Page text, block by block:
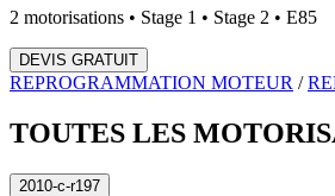
2 motorisations • Stage 1 • Stage 2 • E85
DEVIS GRATUIT
REPROGRAMMATION MOTEUR /
TOUTES LES
2010-c-r197